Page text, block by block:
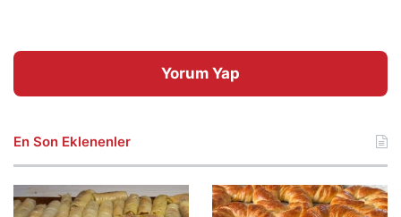
Yorum Yap
En Son Eklenenler